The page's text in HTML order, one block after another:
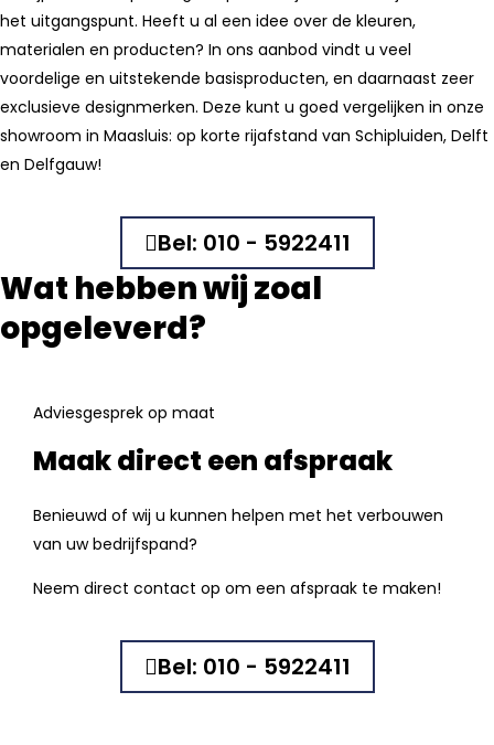
het uitgangspunt. Heeft u al een idee over de kleuren,
materialen en producten? In ons aanbod vindt u veel
voordelige en uitstekende basisproducten, en daarnaast zeer
exclusieve designmerken. Deze kunt u goed vergelijken in onze
showroom in Maasluis: op korte rijafstand van Schipluiden, Delft
en Delfgauw!
Bel: 010 - 5922411
Wat hebben wij zoal
opgeleverd?
Adviesgesprek op maat
Maak direct een afspraak
Benieuwd of wij u kunnen helpen met het verbouwen
van uw bedrijfspand?
Neem direct contact op om een afspraak te maken!
Bel: 010 - 5922411